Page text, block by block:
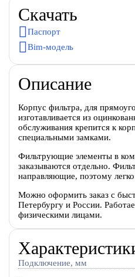
Скачать
Паспорт
Bim-модель
Описание
Корпус фильтра, для
изготавливается из
обслуживания крепится к
специальными замками.
Фильтрующие элементы в
заказываются отдельно.
направляющие, поэтому
Можно оформить заказ с
Петербургу и России.
физическими лицами.
Подключение, мм